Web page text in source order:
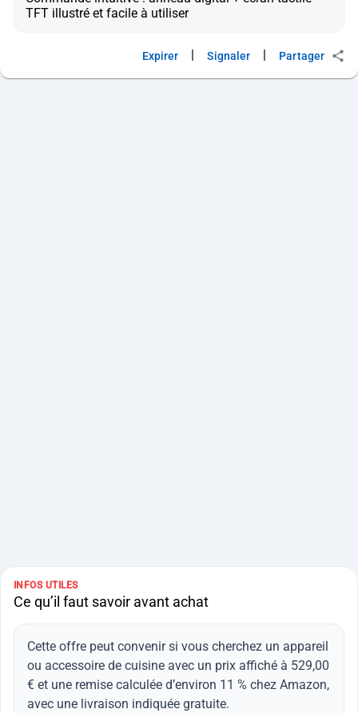
Expirer | Signaler | Partager
INFOS UTILES
Ce qu’il faut savoir avant achat
Cette offre peut convenir si vous cherchez un appareil
ou accessoire de cuisine avec un prix affiché à 529,00
€ et une remise calculée d’environ 11 % chez Amazon,
avec une livraison indiquée gratuite.